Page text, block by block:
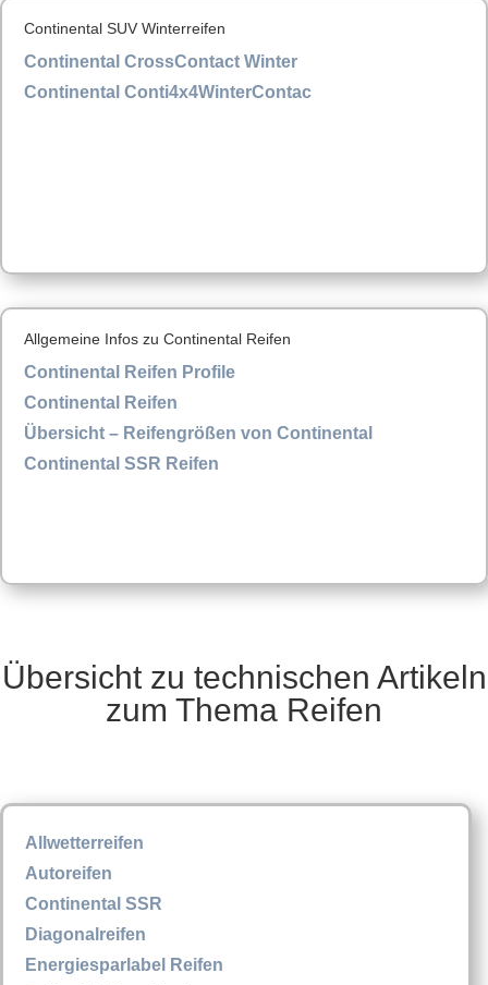
Continental SUV Winterreifen
Continental CrossContact Winter
Continental Conti4x4WinterContac
Allgemeine Infos zu Continental Reifen
Continental Reifen Profile
Continental Reifen
Übersicht – Reifengrößen von Continental
Continental SSR Reifen
Übersicht zu technischen Artikeln
zum Thema Reifen
Allwetterreifen
Autoreifen
Continental SSR
Diagonalreifen
Energiesparlabel Reifen